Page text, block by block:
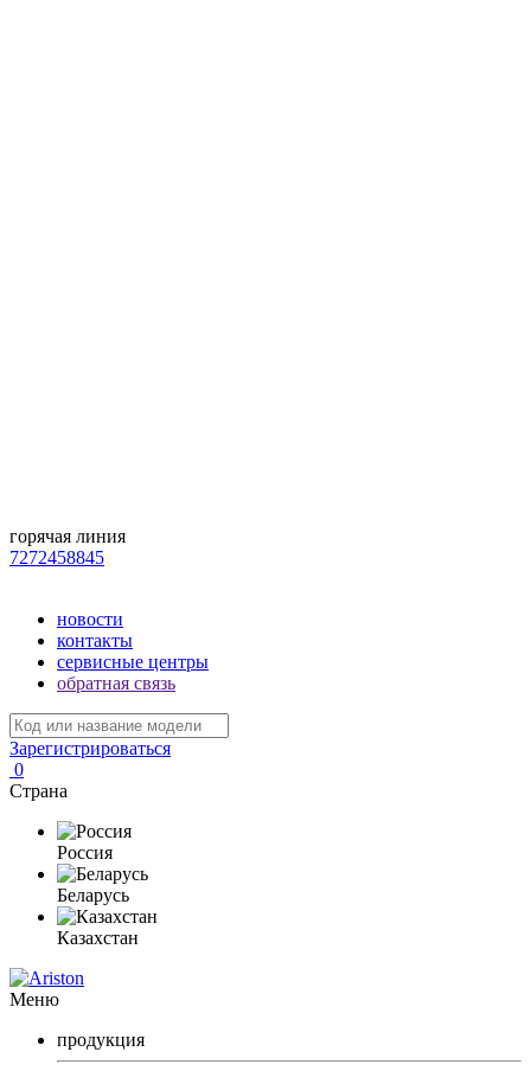
горячая линия
7272458845
новости
контакты
сервисные центры
обратная связь
Зарегистрироваться
0
Страна
Россия
Беларусь
Казахстан
Меню
продукция